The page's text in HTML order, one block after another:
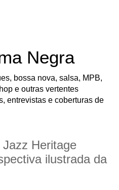
Negra
bossa nova, salsa, MPB,
e outras vertentes
entrevistas e coberturas de
Heritage
ilustrada da